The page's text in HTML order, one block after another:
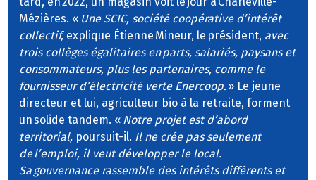
Mézières. « Une SCIC, société coopérative d’intérêt
collectif,explique Étienne Mineur, le président, avec
trois collèges égalitaires en parts, salariés, paysans et
consommateurs, plus les partenaires, comme le
fournisseur d’électricité verte Enercoop.» Le jeune
directeur et lui, agriculteur bio à la retraite, forment
un solide tandem. « Notre projet est d’abord
territorial, poursuit-il. Il ne crée pas seulement
de l’emploi, il veut développer le local.
Sa gouvernance rassemble des intérêts différents et